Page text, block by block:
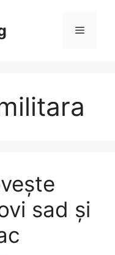
Menu
sad și